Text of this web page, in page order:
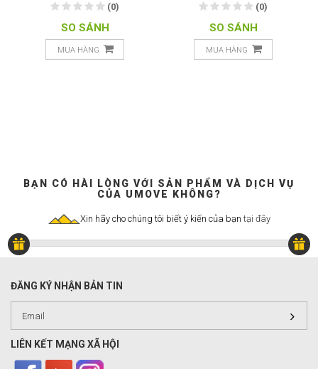
(0)
SO SÁNH
MUA HÀNG
(0)
SO SÁNH
MUA HÀNG
BẠN CÓ HÀI LÒNG VỚI SẢN PHẨM VÀ DỊCH VỤ
CỦA UMOVE KHÔNG?
Xin hãy cho chúng tôi biết ý kiến của bạn tại đây
ĐĂNG KÝ NHẬN BẢN TIN
LIÊN KẾT MẠNG XÃ HỘI